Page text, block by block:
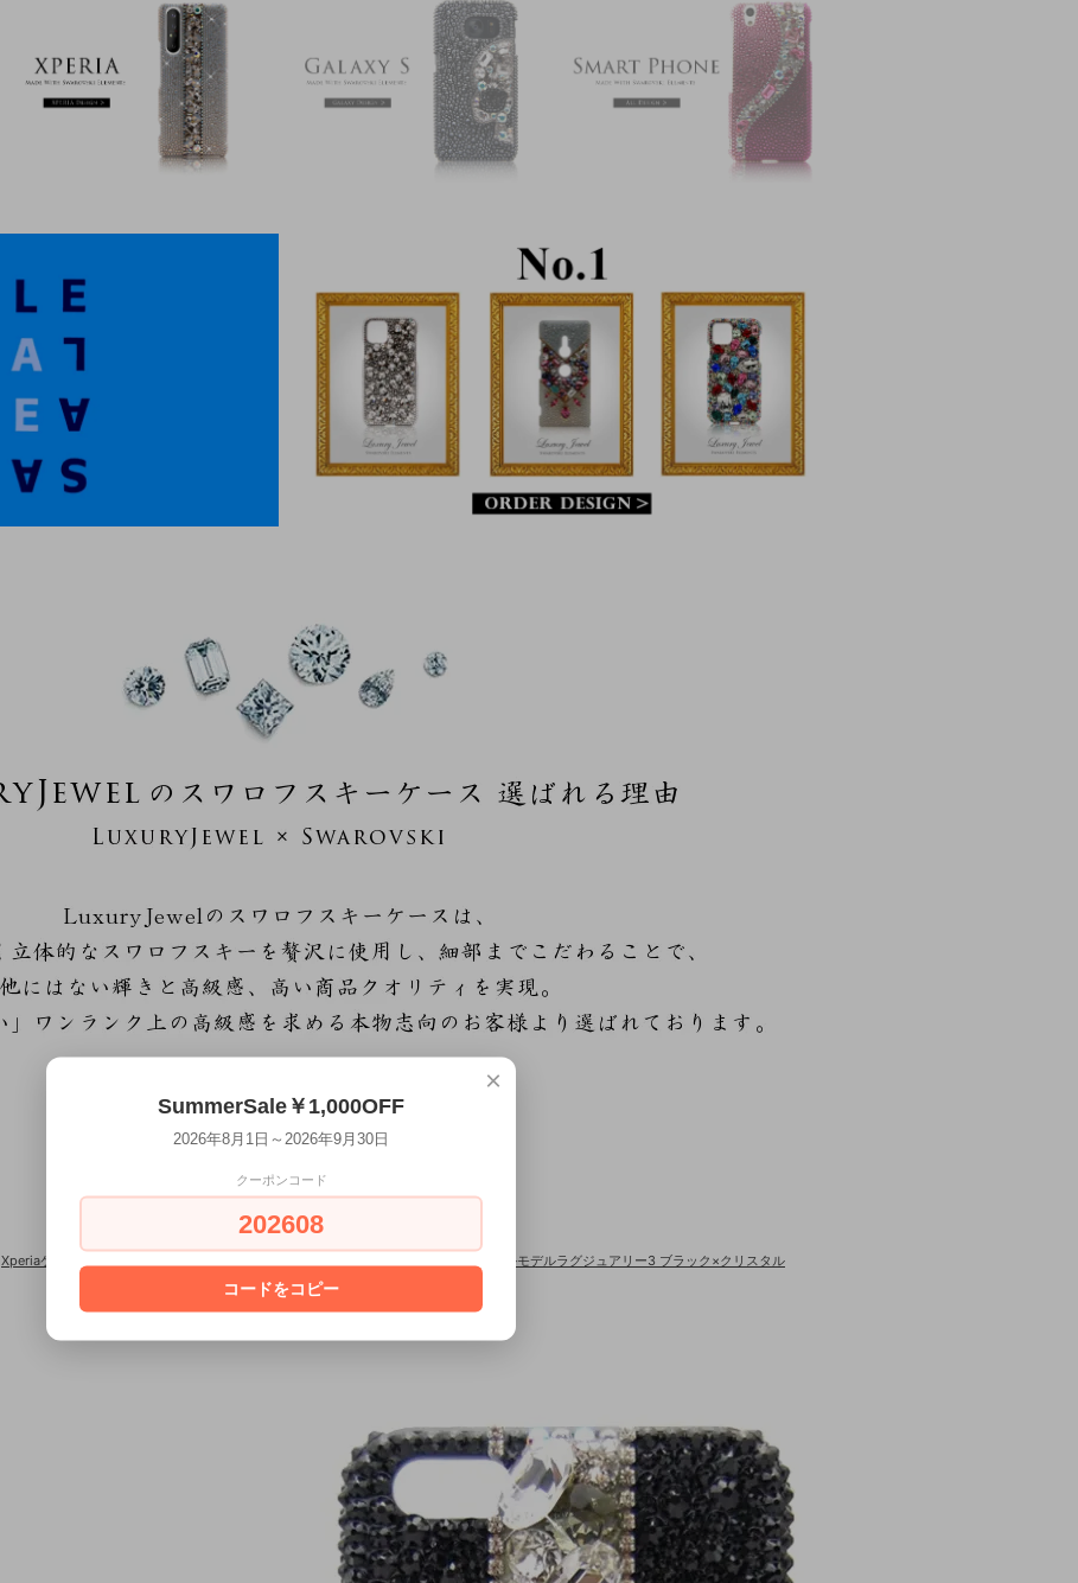
Xperiaケース×スワロフスキー ■Xperia全機種対応■Xperia×スワロフスキー ジュエルモデルラグジュアリー3 ブラック×クリスタル
×
SummerSale￥1,000OFF
2026年8月1日～2026年9月30日
クーポンコード
202608
コードをコピー